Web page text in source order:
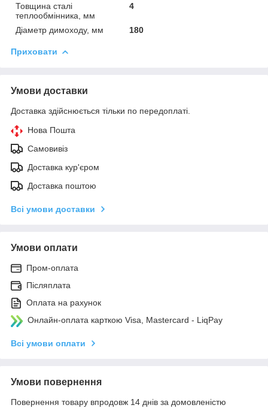
Товщина сталі
теплообмінника, мм
4
Діаметр димоходу, мм 180
Приховати
Умови доставки
Доставка здійснюється тільки по передоплаті.
Нова Пошта
Самовивіз
Доставка кур'єром
Доставка поштою
Всі умови доставки
Умови оплати
Пром-оплата
Післяплата
Оплата на рахунок
Онлайн-оплата карткою Visa, Mastercard - LiqPay
Всі умови оплати
Умови повернення
Повернення товару впродовж 14 днів за домовленістю